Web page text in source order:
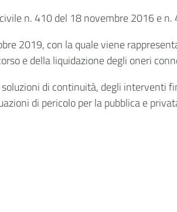
n. 410 del 18 novembre 2016 e
2019, con la quale viene
e della liquidazione degli oneri
di continuità, degli interventi
di pericolo per la pubblica e